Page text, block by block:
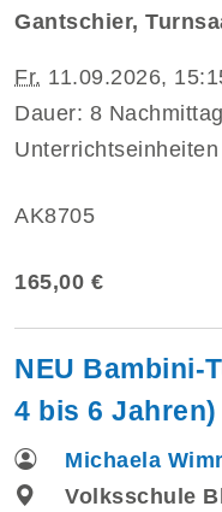
Gantschier,
Fr. 11.09.2026,
Dauer: 8
Unterrichtseinheiten
AK8705
165,00 €
NEU Bambini-
4 bis 6 Jahren)
Michaela
Volksschule